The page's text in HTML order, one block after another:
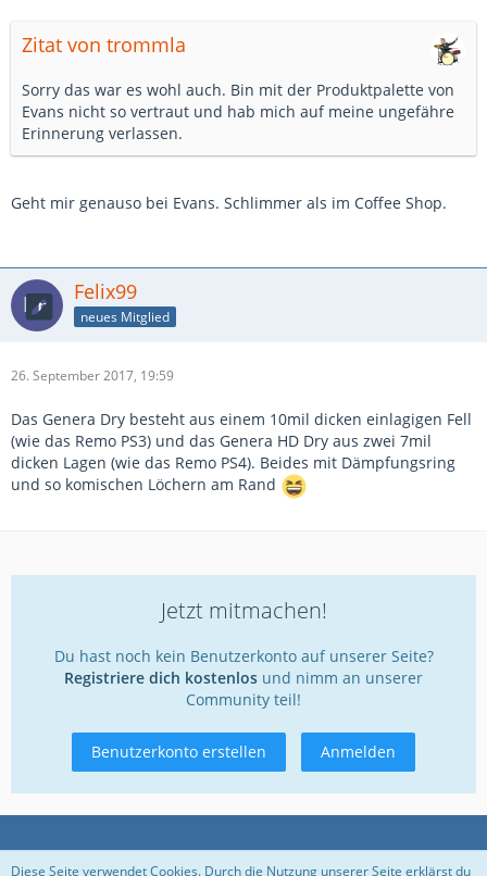
Zitat von trommla
Sorry das war es wohl auch. Bin mit der Produktpalette von
Evans nicht so vertraut und hab mich auf meine ungefähre
Erinnerung verlassen.
Geht mir genauso bei Evans. Schlimmer als im Coffee Shop.
Felix99
neues Mitglied
26. September 2017, 19:59
Das Genera Dry besteht aus einem 10mil dicken einlagigen Fell
(wie das Remo PS3) und das Genera HD Dry aus zwei 7mil
dicken Lagen (wie das Remo PS4). Beides mit Dämpfungsring
und so komischen Löchern am Rand
Jetzt mitmachen!
Du hast noch kein Benutzerkonto auf unserer Seite?
Registriere dich kostenlos und nimm an unserer
Community teil!
Benutzerkonto erstellen Anmelden
Diese Seite verwendet Cookies. Durch die Nutzung unserer Seite erklärst du